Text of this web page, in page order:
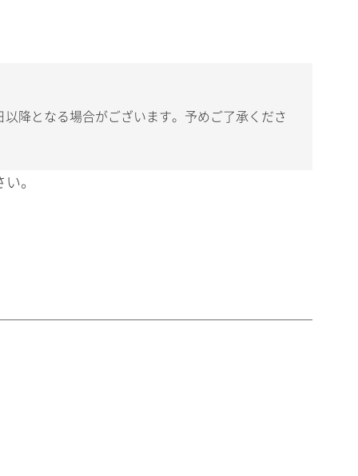
降となる場合がございます。予めご了承くださ
。